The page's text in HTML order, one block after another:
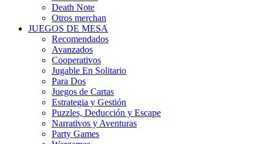
Death Note
Otros merchan
JUEGOS DE MESA
Recomendados
Avanzados
Cooperativos
Jugable En Solitario
Para Dos
Juegos de Cartas
Estrategia y Gestión
Puzzles, Deducción y Escape
Narrativos y Aventuras
Party Games